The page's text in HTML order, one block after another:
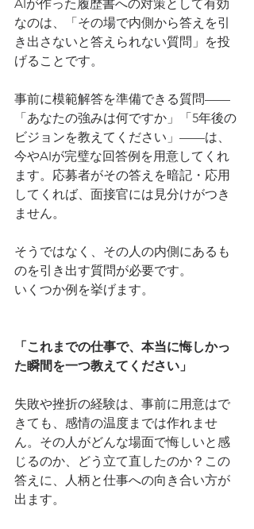
AIが作った履歴書への対策として有効
なのは、「その場で内側から答えを引
き出さないと答えられない質問」を投
げることです。
事前に模範解答を準備できる質問——
「あなたの強みは何ですか」「5年後の
ビジョンを教えてください」——は、
今やAIが完璧な回答例を用意してくれ
ます。応募者がその答えを暗記・応用
してくれば、面接官には見分けがつき
ません。
そうではなく、その人の内側にあるも
のを引き出す質問が必要です。
いくつか例を挙げます。
「これまでの仕事で、本当に悔しかっ
た瞬間を一つ教えてください」
失敗や挫折の経験は、事前に用意はで
きても、感情の温度までは作れませ
ん。その人がどんな場面で悔しいと感
じるのか、どう立て直したのか？この
答えに、人柄と仕事への向き合い方が
出ます。